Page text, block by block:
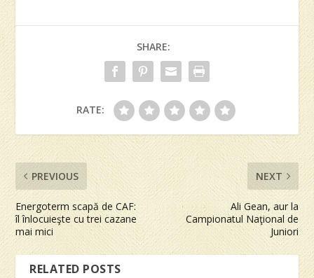
SHARE:
RATE:
PREVIOUS
Energoterm scapă de CAF:
îl înlocuieşte cu trei cazane
mai mici
NEXT
Ali Gean, aur la
Campionatul Naţional de
Juniori
RELATED POSTS